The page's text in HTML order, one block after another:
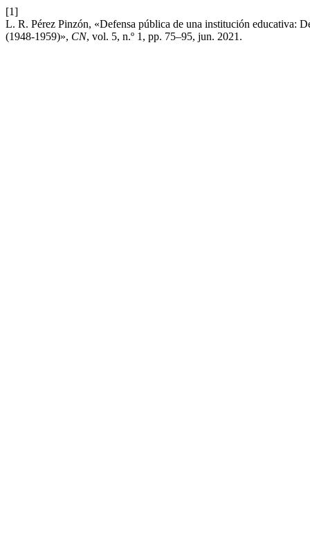
[1]
L. R. Pérez Pinzón, «Defensa pública de una institución educativa:
(1948-1959)», CN, vol. 5, n.º 1, pp. 75–95, jun. 2021.